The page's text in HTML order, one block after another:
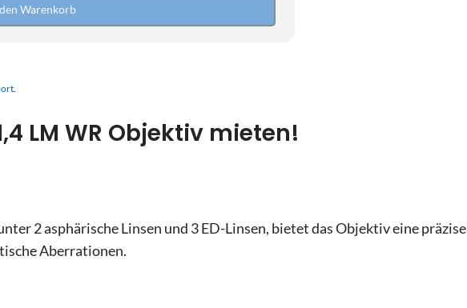
14 15
Schließen
31 1 2
28 29 30
Schließen
Warenkorb
.
LM WR Objektiv mieten!
2 asphärische Linsen und 3 ED-Linsen, bietet das Objektiv eine präzise
Aberrationen.